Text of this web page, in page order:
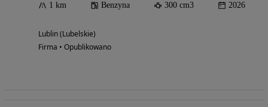
1 km Benzyna 300 cm3 2026
Lublin (Lubelskie)
Firma • Opublikowano